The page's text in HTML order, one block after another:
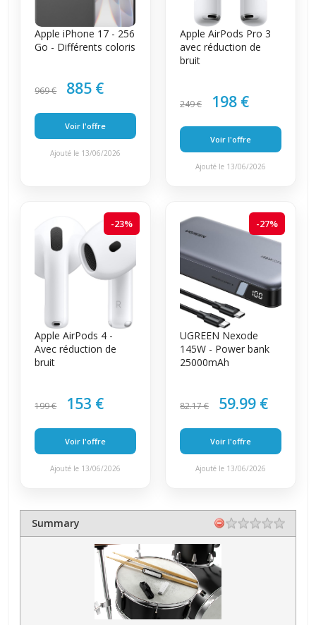
Apple iPhone 17 - 256
Go - Différents coloris
969 € 885 €
Voir l'offre
Ajouté le 13/06/2026
Apple AirPods Pro 3
avec réduction de
bruit
249 € 198 €
Voir l'offre
Ajouté le 13/06/2026
-23%
Apple AirPods 4 -
Avec réduction de
bruit
199 € 153 €
Voir l'offre
Ajouté le 13/06/2026
-27%
UGREEN Nexode
145W - Power bank
25000mAh
82.17 € 59.99 €
Voir l'offre
Ajouté le 13/06/2026
Summary